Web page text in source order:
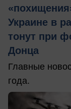
Украине в
тонут при
Донца
Главные
года.